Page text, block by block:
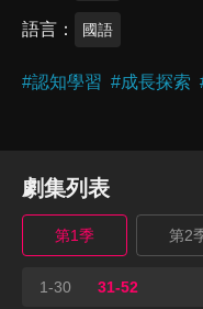
語言 國語
#認知學習 #成長探索
劇集列表
第1季 第2
1-30 31-52